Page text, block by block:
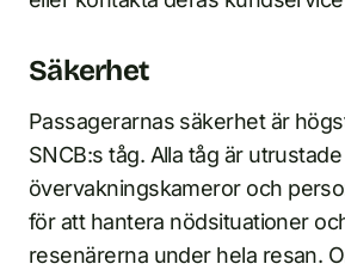
Säkerhet
Passagerarnas säkerhet är
SNCB:s tåg. Alla tåg är
övervakningskameror och
för att hantera nödsituationer
resenärerna under hela resan.